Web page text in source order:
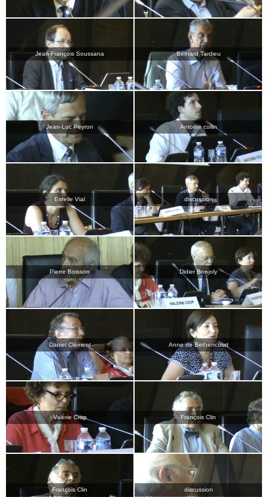
Jean-François Soussana Bernard Tardieu
Jean-Luc Peyron Antoine collin
Estelle Vial discussion
Pierre Boisson Didier Bonjoly
Daniel Clément Anne de Bethencourt
Valérie Crop François Clin
François Clin discussion